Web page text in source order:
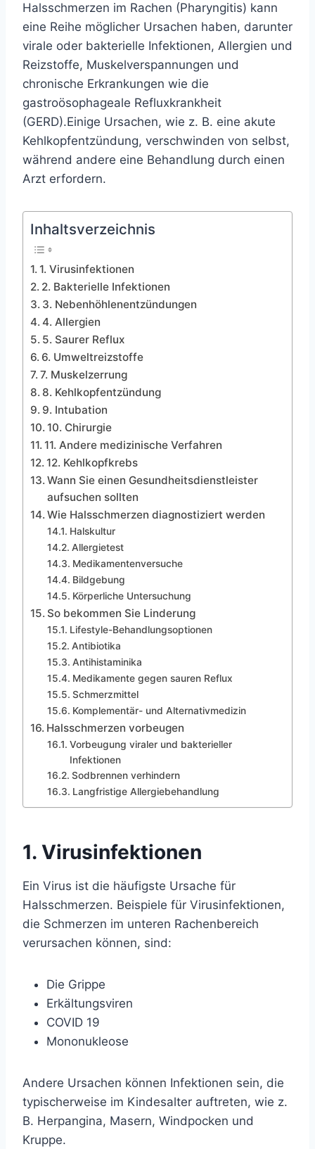
Halsschmerzen im Rachen (Pharyngitis) kann
eine Reihe möglicher Ursachen haben, darunter
virale oder bakterielle Infektionen, Allergien und
Reizstoffe, Muskelverspannungen und
chronische Erkrankungen wie die
gastroösophageale Refluxkrankheit
(GERD).Einige Ursachen, wie z. B. eine akute
Kehlkopfentzündung, verschwinden von selbst,
während andere eine Behandlung durch einen
Arzt erfordern.
Inhaltsverzeichnis
1. Virusinfektionen
2. Bakterielle Infektionen
3. Nebenhöhlenentzündungen
4. Allergien
5. Saurer Reflux
6. Umweltreizstoffe
7. Muskelzerrung
8. Kehlkopfentzündung
9. Intubation
10. Chirurgie
11. Andere medizinische Verfahren
12. Kehlkopfkrebs
Wann Sie einen Gesundheitsdienstleister
aufsuchen sollten
Wie Halsschmerzen diagnostiziert werden
Halskultur
Allergietest
Medikamentenversuche
Bildgebung
Körperliche Untersuchung
So bekommen Sie Linderung
Lifestyle-Behandlungsoptionen
Antibiotika
Antihistaminika
Medikamente gegen sauren Reflux
Schmerzmittel
Komplementär- und Alternativmedizin
Halsschmerzen vorbeugen
Vorbeugung viraler und bakterieller
Infektionen
Sodbrennen verhindern
Langfristige Allergiebehandlung
1. Virusinfektionen
Ein Virus ist die häufigste Ursache für
Halsschmerzen. Beispiele für Virusinfektionen,
die Schmerzen im unteren Rachenbereich
verursachen können, sind:
Die Grippe
Erkältungsviren
COVID 19
Mononukleose
Andere Ursachen können Infektionen sein, die
typischerweise im Kindesalter auftreten, wie z.
B. Herpangina, Masern, Windpocken und
Kruppe.